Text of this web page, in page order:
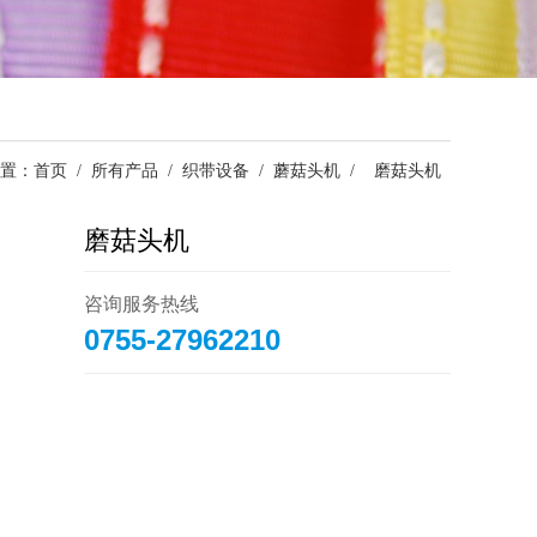
： 首页 / 所有产品 / 织带设备 / 蘑菇头机 / 磨菇头机
磨菇头机
咨询服务热线
0755-27962210